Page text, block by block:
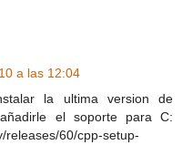
a las 12:04
la ultima version de
el soporte para C:
releases/60/cpp-setup-